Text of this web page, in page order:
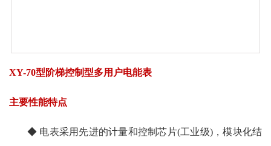
XY-70型阶梯控制型多用户电能表
主要性能特点
◆ 电表采用先进的计量和控制芯片(工业级)，模块化结